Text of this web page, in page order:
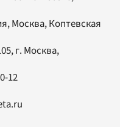
Москва, Коптевская
, г. Москва,
12